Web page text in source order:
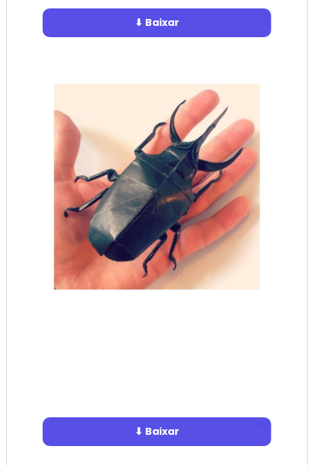
⬇ Baixar
⬇ Baixar